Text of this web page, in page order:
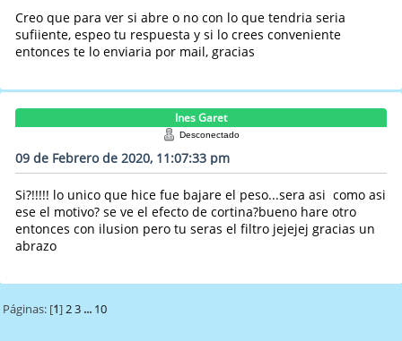
Creo que para ver si abre o no con lo que tendria seria
sufiiente, espeo tu respuesta y si lo crees conveniente
entonces te lo enviaria por mail, gracias
Ines Garet
Desconectado
09 de Febrero de 2020, 11:07:33 pm
Si?!!!!! lo unico que hice fue bajare el peso...sera asi como asi
ese el motivo? se ve el efecto de cortina?bueno hare otro
entonces con ilusion pero tu seras el filtro jejejej gracias un
abrazo
Páginas: [1]2 3 ... 10